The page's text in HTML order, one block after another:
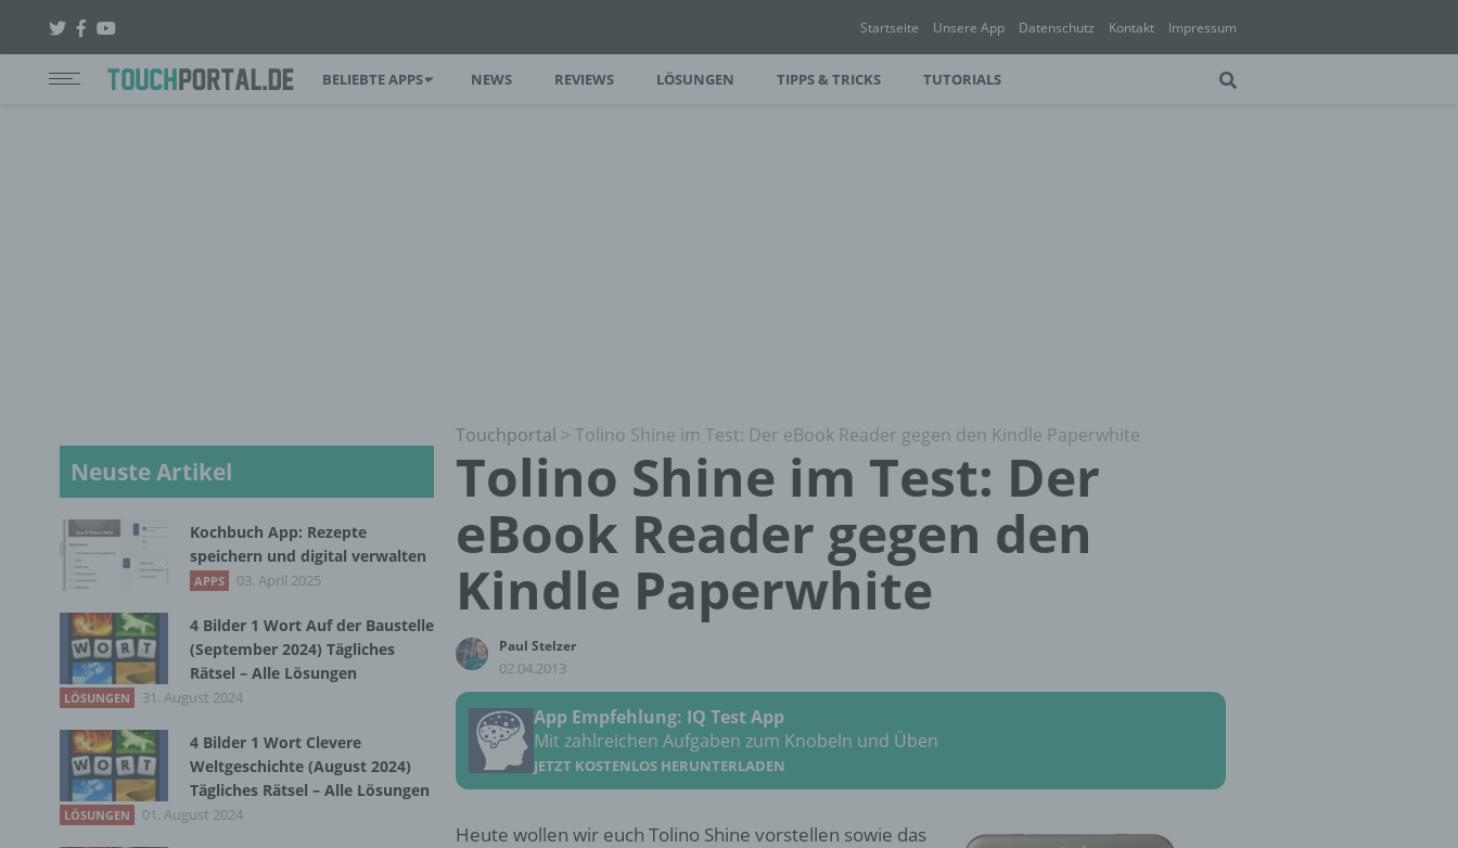
Startseite Unsere App Datenschutz Kontakt Impressum
BELIEBTE APPS NEWS REVIEWS LÖSUNGEN TIPPS & TRICKS TUTORIALS
Touchportal > Tolino Shine im Test: Der eBook Reader gegen den Kindle Paperwhite
Tolino Shine im Test: Der
eBook Reader gegen den
Kindle Paperwhite
Paul Stelzer
02.04.2013
App Empfehlung: IQ Test App
Mit zahlreichen Aufgaben zum Knobeln und Üben
JETZT KOSTENLOS HERUNTERLADEN
Heute wollen wir euch Tolino Shine vorstellen sowie das
Neuste Artikel
Kochbuch App: Rezepte
speichern und digital verwalten
APPS 03. April 2025
4 Bilder 1 Wort Auf der Baustelle
(September 2024) Tägliches
Rätsel – Alle Lösungen
LÖSUNGEN 31. August 2024
4 Bilder 1 Wort Clevere
Weltgeschichte (August 2024)
Tägliches Rätsel – Alle Lösungen
LÖSUNGEN 01. August 2024